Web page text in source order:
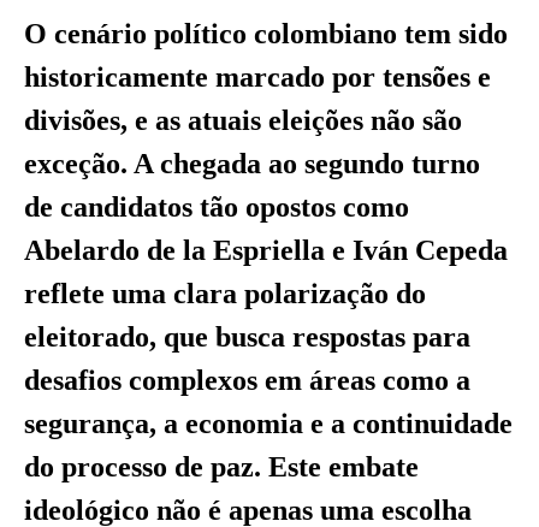
O cenário político colombiano tem sido
historicamente marcado por tensões e
divisões, e as atuais eleições não são
exceção. A chegada ao segundo turno
de candidatos tão opostos como
Abelardo de la Espriella e Iván Cepeda
reflete uma clara polarização do
eleitorado, que busca respostas para
desafios complexos em áreas como a
segurança, a economia e a continuidade
do processo de paz. Este embate
ideológico não é apenas uma escolha